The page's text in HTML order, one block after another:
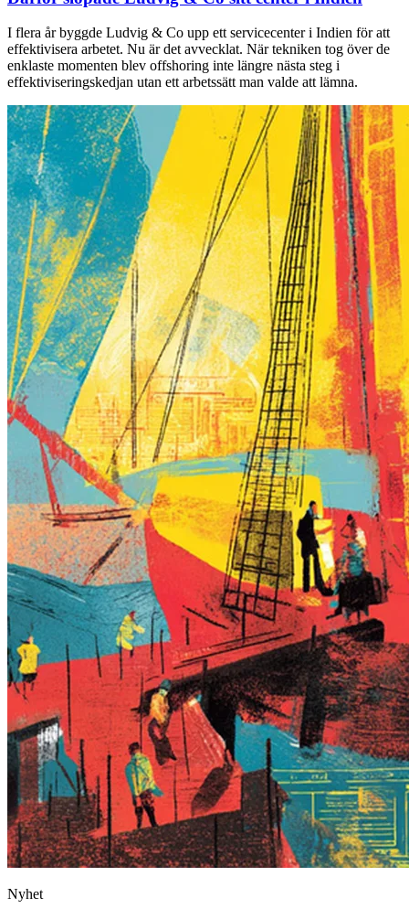
I flera år byggde Ludvig & Co upp ett servicecenter i Indien för att
effektivisera arbetet. Nu är det avvecklat. När tekniken tog över de
enklaste momenten blev offshoring inte längre nästa steg i
effektiviseringskedjan utan ett arbetssätt man valde att lämna.
Nyhet